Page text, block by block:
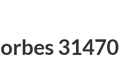
31470